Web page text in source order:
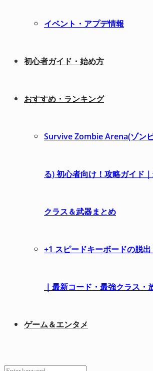
イベント・アプデ情報
初心者ガイド・始め方
おすすめ・ランキング
Survive Zombie Arena(ゾン
る) 初心者向け！攻略ガイド
クラス＆武器まとめ
+1 スピードキーボードの脱
｜最新コード・最強クラス・
ゲーム＆エンタメ